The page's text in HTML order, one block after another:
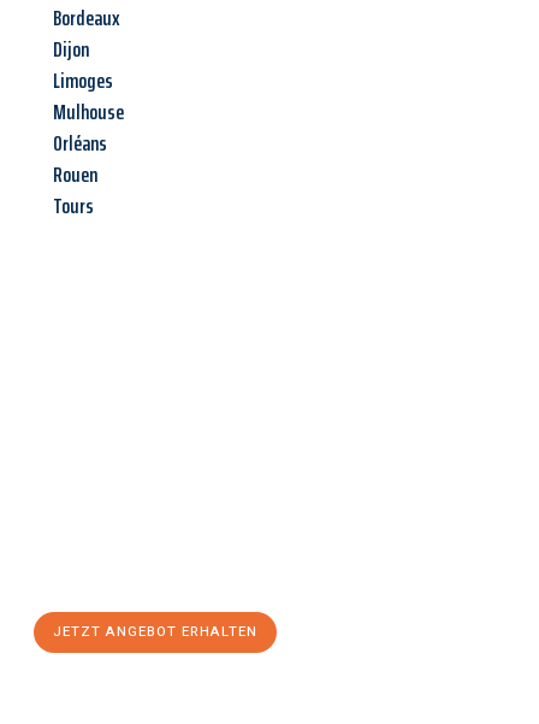
Bordeaux
Dijon
Limoges
Mulhouse
Orléans
Rouen
Tours
JETZT ANGEBOT ERHALTEN